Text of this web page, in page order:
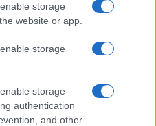
storage
website or app.
storage
storage
authentication
and other
Cobolli e la moda delle